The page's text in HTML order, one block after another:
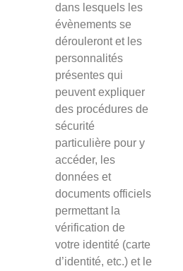
dans lesquels les
évènements se
dérouleront et les
personnalités
présentes qui
peuvent expliquer
des procédures de
sécurité
particulière pour y
accéder, les
données et
documents officiels
permettant la
vérification de
votre identité (carte
d’identité, etc.) et le